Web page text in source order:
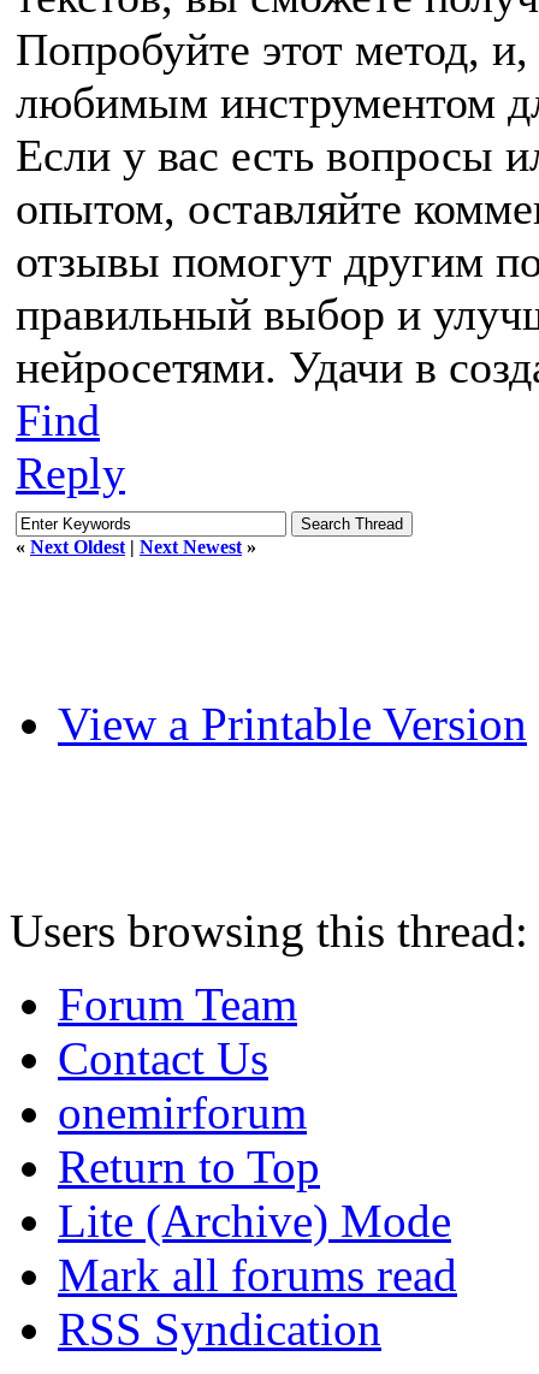
Попробуйте этот метод,
любимым инструментом
Если у вас есть вопросы
опытом, оставляйте
отзывы помогут другим
правильный выбор и
нейросетями. Удачи в
Find
Reply
« Next Oldest | Next Newest »
View a Printable Version
Users browsing this
Forum Team
Contact Us
onemirforum
Return to Top
Lite (Archive) Mode
Mark all forums read
RSS Syndication